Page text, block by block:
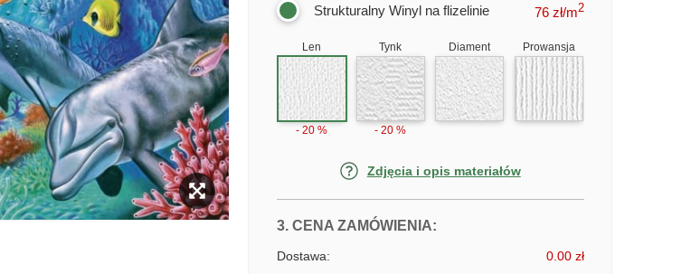
Strukturalny Winyl na flizelinie 76zł/m2
Len
- 20 %
Tynk
- 20 %
Diament Prowansja
Zdjęcia i opis materiałów
3. CENA ZAMÓWIENIA:FOTOTAPETY OBRAZ OCEAN
Dostawa: 0.00 zł